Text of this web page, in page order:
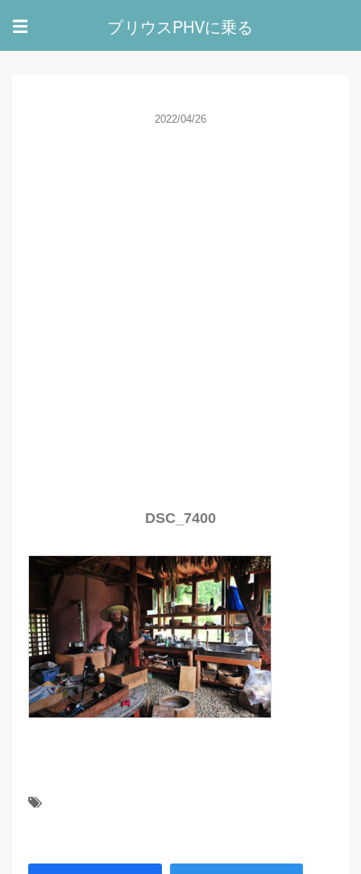
☰ プリウスPHVに乗る
2022/04/26
DSC_7400